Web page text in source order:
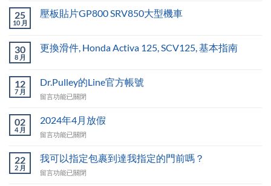
25
10 月
壓板貼片GP800 SRV850大型機車
30
8 月
更換滑件, Honda Activa 125, SCV125, 基本指南
12
7 月
Dr.Pulley的Line官方帳號
在
的
官
帳
中
留言功能已關閉
02
4 月
2024年4月放假
在
年
4
月
留言功能已關閉
22
2 月
我可以指定包裹到達我指定的門前嗎？
在
留言功能已關閉